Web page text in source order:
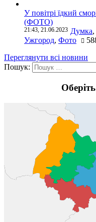
У повітрі їдкий
(ФОТО)
21:43, 21.06.2023 Думка,
Ужгород, Фото
Переглянути всі новини
Пошук: